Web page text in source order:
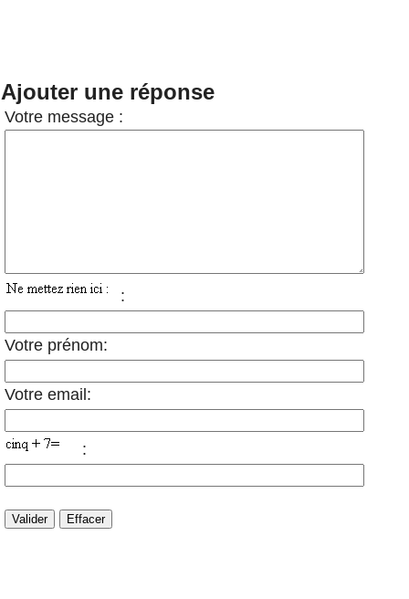
Ajouter une réponse
Votre message :
:
Votre prénom:
Votre email:
: